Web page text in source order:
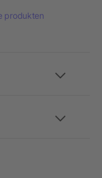
produkten